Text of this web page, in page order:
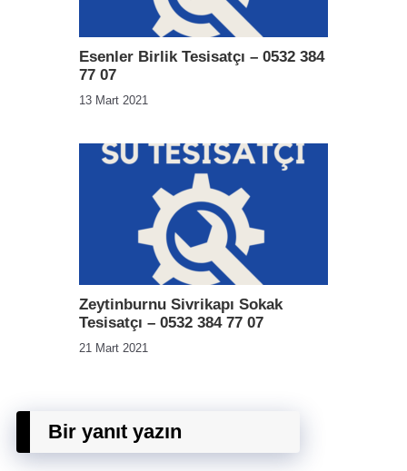
Esenler Birlik Tesisatçı – 0532 384
77 07
13 Mart 2021
Zeytinburnu Sivrikapı Sokak
Tesisatçı – 0532 384 77 07
21 Mart 2021
Bir yanıt yazın